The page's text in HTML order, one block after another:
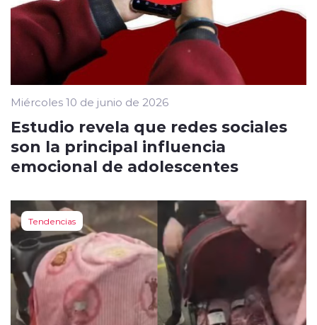
Miércoles 10 de junio de 2026
Estudio revela que redes sociales
son la principal influencia
emocional de adolescentes
Tendencias